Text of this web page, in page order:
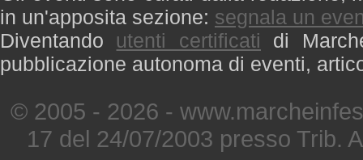
in un'apposita sezione: segnala un
Diventando utenti certificati di
pubblicazione autonoma di eventi,
© 2005 - 2026 -
17 del 24/07/2003 presso Trib.